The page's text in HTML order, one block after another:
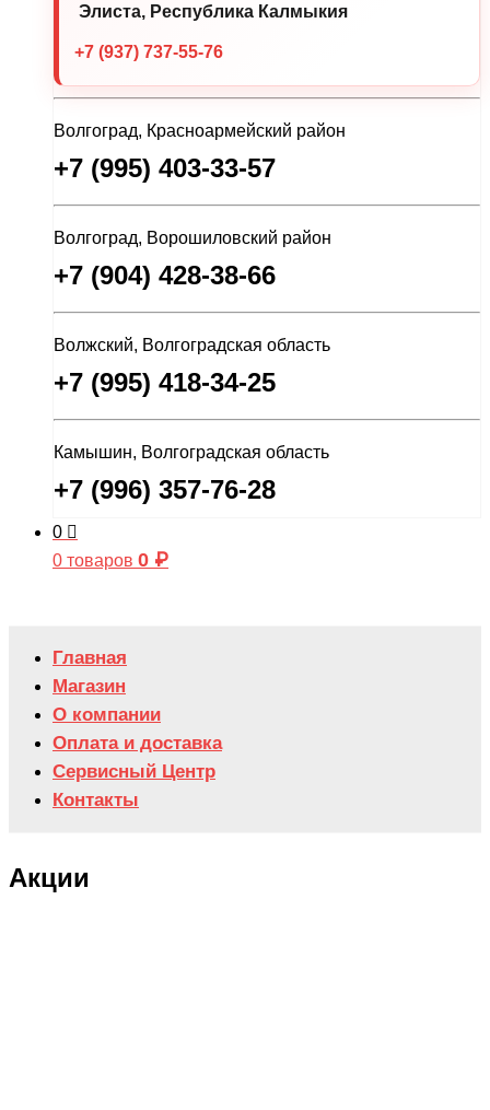
Элиста, Республика Калмыкия
+7 (937) 737-55-76
Волгоград, Красноармейский район
+7 (995) 403-33-57
Волгоград, Ворошиловский район
+7 (904) 428-38-66
Волжский, Волгоградская область
+7 (995) 418-34-25
Камышин, Волгоградская область
+7 (996) 357-76-28
0
0 товаров 0 ₽
Главная
Магазин
О компании
Оплата и доставка
Сервисный Центр
Контакты
Акции